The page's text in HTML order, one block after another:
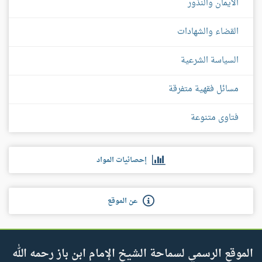
القضاء والشهادات
السياسة الشرعية
مسائل فقهية متفرقة
فتاوى متنوعة
إحصائيات المواد
عن الموقع
الموقع الرسمي لسماحة الشيخ الإمام ابن باز رحمه الله